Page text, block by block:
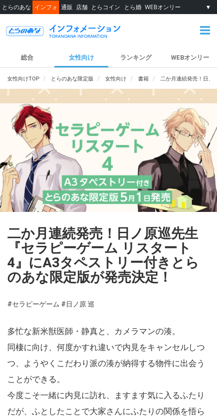
とらのあな インフォ 通販 店舗 とらコイン とら婚 WEBオンリー ▼
総合 女性向け ランキング WEBオンリー
女性向けTOP とらのあな限定版 女性向け 書籍 二か月連続発売！日ノ
二か月連続発売！日ノ原巡先生
『セラピーゲーム リスタート
4』にA3タペストリー付きとら
のあな限定版が発売決定！
#セラピーゲーム #日ノ原 巡
多忙な新米獣医師・静真と、カメラマンの湊。
同棲に向け、何度かすれ違いで内見をキャンセルしつ
つ、ようやくこだわり派の湊が納得する物件に出会う
ことができる。
今度こそ一緒に内見に訪れ、ますます気に入るふたり
だが、ふとしたことで大家さんにふたりの関係を悟ら